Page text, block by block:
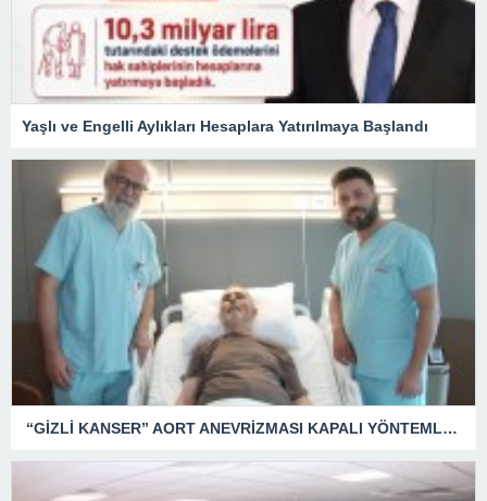
Yaşlı ve Engelli Aylıkları Hesaplara Yatırılmaya Başlandı
“GİZLİ KANSER” AORT ANEVRİZMASI KAPALI YÖNTEMLE TEDAVİ EDİLDİ